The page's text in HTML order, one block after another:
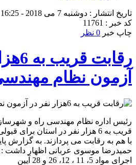
تاریخ انتشار : دوشنبه 7 می 2018 - 16:25
کد خبر : 11761
چاپ خبر 0 نظر
رقابت
آزمون نظام
رئیس اداره نظام مهندسی راه و
قریب به 6 هزار نفر در استان
با هم به رقابت می پردازند. به گزارش
حمیدرضا موسوی عربانی اظهار داشت
اجرای مواد 5، 11 ، 12، 26 و 28 آیین